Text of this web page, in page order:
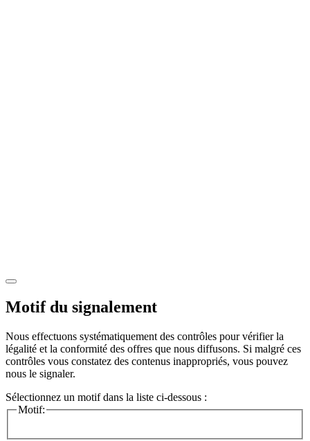
Motif du signalement
Nous effectuons systématiquement des contrôles pour vérifier la
légalité et la conformité des offres que nous diffusons. Si malgré ces
contrôles vous constatez des contenus inappropriés, vous pouvez
nous le signaler.
Sélectionnez un motif dans la liste ci-dessous :
Motif: